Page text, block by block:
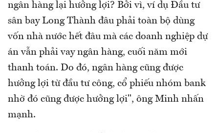
ngân hàng lại hưởng lợi? Bởi vì, ví dụ Đầu tư
sân bay Long Thành đâu phải toàn bộ dùng
vốn nhà nước hết đâu mà các doanh nghiệp dự
án vẫn phải vay ngân hàng, cuối năm mới
thanh toán. Do đó, ngân hàng cũng được
hưởng lợi từ đầu tư công, cổ phiếu nhóm bank
nhờ đó cũng được hưởng lợi", ông Minh nhấn
mạnh.